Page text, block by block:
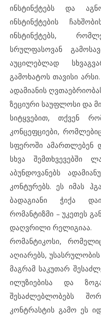
ინსტინქტებს და
ინსტინქტების
ინსტინქტებს,
სრულფასოვან
აუცილებლად
გამოხატოს თავისი
ადამიანის
ზეციური საუფლოსი და
სიტყვებით, თქვენ
კონცეფციები,
სფეროში ამართლებენ
სხვა შემთხვევებში
აბუნდოვანებს
კონტურებს. ეს იმას
ბადაგიანი ჭიქა
რომანტიზმი – უკეთეს
დაღვრილი რელიგიაა.
რომანტიკოსი,
აღიარებს,
მაგრამ საკუთარ
ილუზიებისა და
შესაძლებლობებს
კონტრასტის გამო ეს